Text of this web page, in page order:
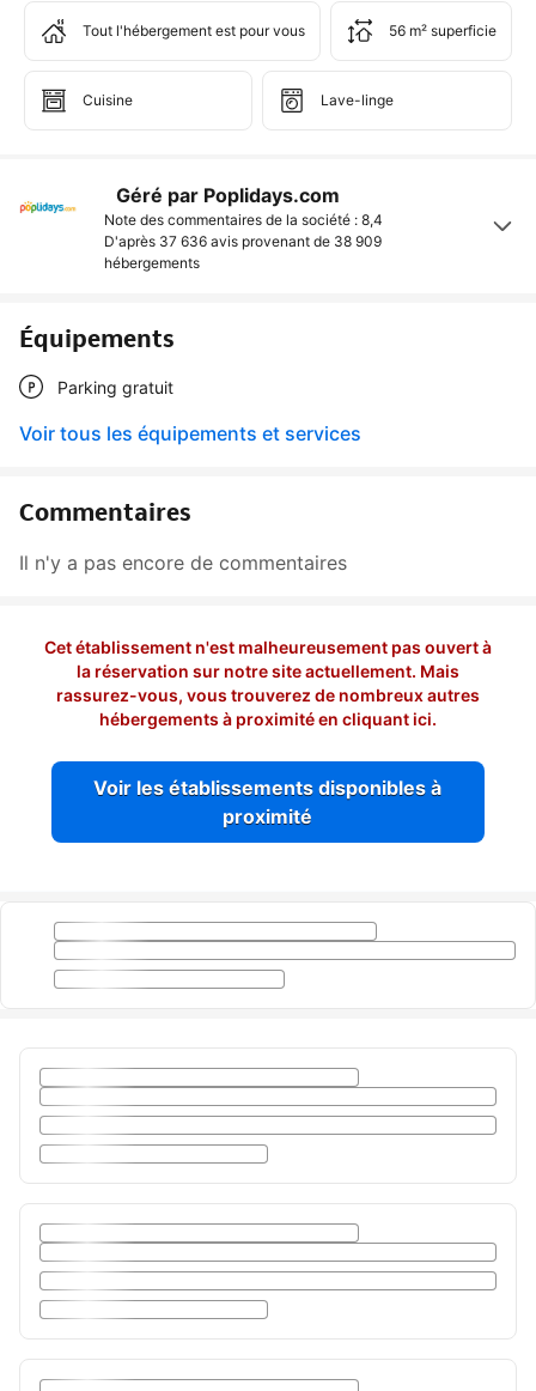
Tout l'hébergement est pour vous 56 m² superficie
Cuisine Lave-linge
Géré par Poplidays.com
Note des commentaires de la société : 8,4
D'après 37 636 avis provenant de 38 909
hébergements
Équipements
Parking gratuit
Voir tous les équipements et services
Commentaires
Il n'y a pas encore de commentaires
Cet établissement n'est malheureusement pas ouvert à
la réservation sur notre site actuellement. Mais
rassurez-vous, vous trouverez de nombreux autres
hébergements à proximité en cliquant ici.
Voir les établissements disponibles à
proximité